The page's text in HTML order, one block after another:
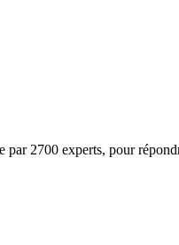
2700 experts, pour